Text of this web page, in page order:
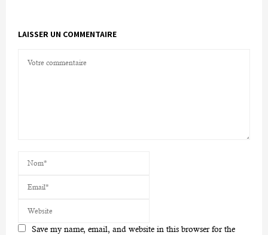
LAISSER UN COMMENTAIRE
Save my name, email, and website in this browser for the